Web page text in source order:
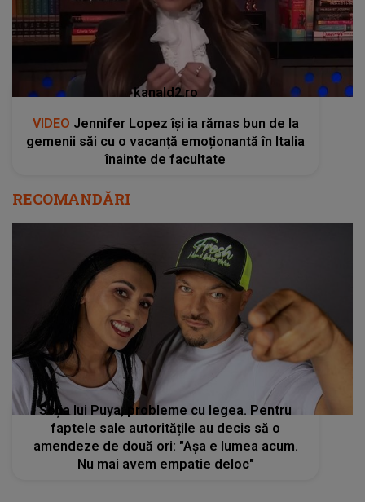
kanald2.ro
VIDEO Jennifer Lopez își ia rămas bun de la
gemenii săi cu o vacanță emoționantă în Italia
înainte de facultate
RECOMANDĂRI
Soția lui Puya, probleme cu legea. Pentru
faptele sale autoritățile au decis să o
amendeze de două ori: "Așa e lumea acum.
Nu mai avem empatie deloc"